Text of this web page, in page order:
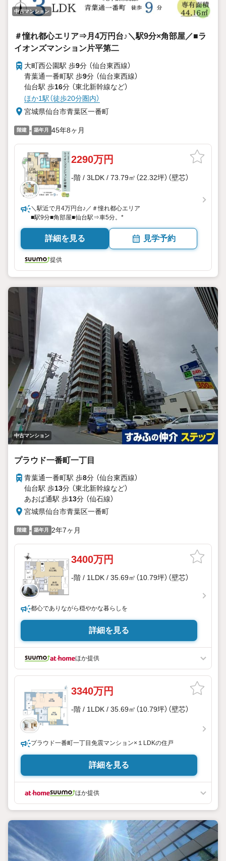
中古マンション
＃憧れ都心エリア⇒月4万円台♪＼駅9分×角部屋／■ラ
イオンズマンション片平第二
大町西公園駅 歩9分 （仙台東西線）
青葉通一番町駅 歩9分 （仙台東西線）
仙台駅 歩16分 （東北新幹線など）
ほか1駅（徒歩20分圏内）
宮城県仙台市青葉区一番町
階建 - 築年月 45年8ヶ月
2290万円
-階 / 3LDK / 73.79㎡（22.32坪）（壁芯）
＼駅近で月4万円台♪／＃憧れ都心エリア
■駅9分■角部屋■仙台駅⇒車5分。*
詳細を見る 見学予約
提供
中古マンション
プラウド一番町一丁目
青葉通一番町駅 歩8分 （仙台東西線）
仙台駅 歩13分 （東北新幹線など）
あおば通駅 歩13分 （仙石線）
宮城県仙台市青葉区一番町
階建 - 築年月 2年7ヶ月
3400万円
-階 / 1LDK / 35.69㎡（10.79坪）（壁芯）
都心でありながら穏やかな暮らしを
詳細を見る
ほか提供
3340万円
-階 / 1LDK / 35.69㎡（10.79坪）（壁芯）
プラウド一番町一丁目免震マンション×１LDKの住戸
詳細を見る
ほか提供